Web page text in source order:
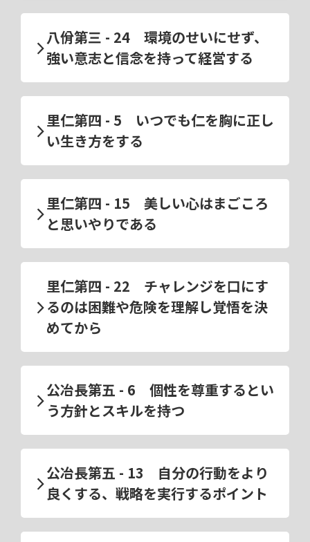
八佾第三 - 24 環境のせいにせず、
強い意志と信念を持って経営する
里仁第四 - 5 いつでも仁を胸に正し
い生き方をする
里仁第四 - 15 美しい心はまごころ
と思いやりである
里仁第四 - 22 チャレンジを口にす
るのは困難や危険を理解し覚悟を決
めてから
公冶長第五 - 6 個性を尊重するとい
う方針とスキルを持つ
公冶長第五 - 13 自分の行動をより
良くする、戦略を実行するポイント